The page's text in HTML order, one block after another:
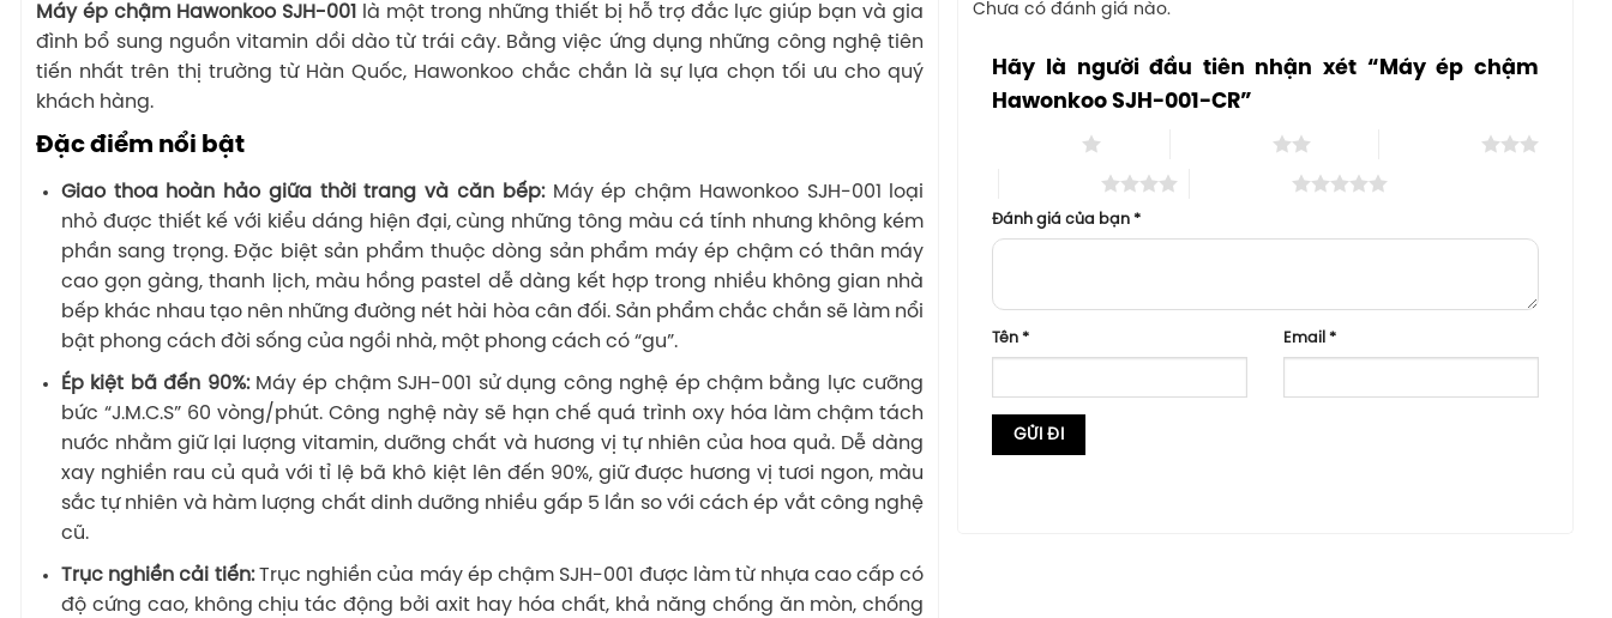
Máy ép chậm Hawonkoo SJH-001là một trong những thiết bị hỗ trợ đắc lực giúp bạn và gia
đình bổ sung nguồn vitamin dồi dào từ trái cây. Bằng việc ứng dụng những công nghệ tiên
tiến nhất trên thị trường từ Hàn Quốc, Hawonkoo chắc chắn là sự lựa chọn tối ưu cho quý
khách hàng.
Đặc điểm nổi bật
Giao thoa hoàn hảo giữa thời trang và căn bếp: Máy ép chậm Hawonkoo SJH-001 loại
nhỏ được thiết kế với kiểu dáng hiện đại, cùng những tông màu cá tính nhưng không kém
phần sang trọng. Đặc biệt sản phẩm thuộc dòng sản phẩm máy ép chậm có thân máy
cao gọn gàng, thanh lịch, màu hồng pastel dễ dàng kết hợp trong nhiều không gian nhà
bếp khác nhau tạo nên những đường nét hài hòa cân đối. Sản phẩm chắc chắn sẽ làm nổi
bật phong cách đời sống của ngồi nhà, một phong cách có “gu”.
Ép kiệt bã đến 90%:Máy ép chậm SJH-001 sử dụng công nghệ ép chậm bằng lực cưỡng
bức “J.M.C.S” 60 vòng/phút. Công nghệ này sẽ hạn chế quá trình oxy hóa làm chậm tách
nước nhằm giữ lại lượng vitamin, dưỡng chất và hương vị tự nhiên của hoa quả. Dễ dàng
xay nghiền rau củ quả với tỉ lệ bã khô kiệt lên đến 90%, giữ được hương vị tươi ngon, màu
sắc tự nhiên và hàm lượng chất dinh dưỡng nhiều gấp 5 lần so với cách ép vắt công nghệ
cũ.
Trục nghiền cải tiến:Trục nghiền của máy ép chậm SJH-001 được làm từ nhựa cao cấp có
độ cứng cao, không chịu tác động bởi axit hay hóa chất, khả năng chống ăn mòn, chống
Chưa có đánh giá nào.
Hãy là người đầu tiên nhận xét “Máy ép chậm
Hawonkoo SJH-001-CR”
Đánh giá của bạn*
Tên* Email*